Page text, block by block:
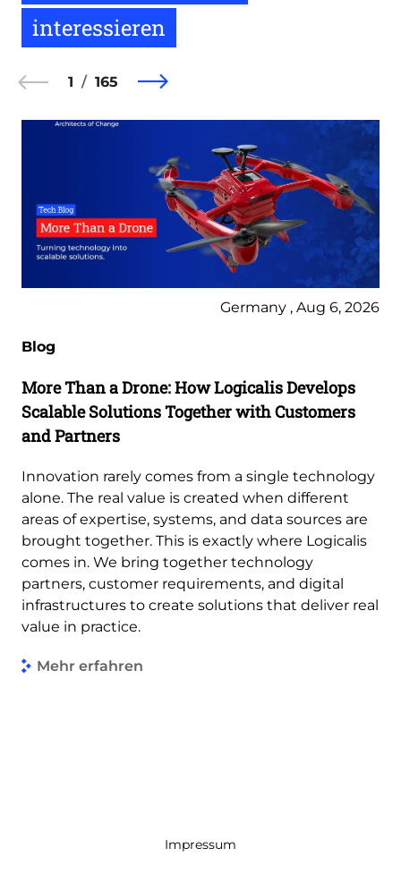
interessieren
1 165
Germany , Aug 6, 2026
Blog
More Than a Drone: How Logicalis Develops
Scalable Solutions Together with Customers
and Partners
Innovation rarely comes from a single technology
alone. The real value is created when different
areas of expertise, systems, and data sources are
brought together. This is exactly where Logicalis
comes in. We bring together technology
partners, customer requirements, and digital
infrastructures to create solutions that deliver real
value in practice.
Mehr erfahren
Impressum